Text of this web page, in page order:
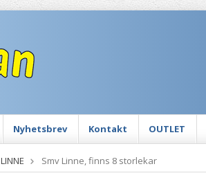
Nyhetsbrev Kontakt OUTLET
LINNE Smv Linne, finns 8 storlekar